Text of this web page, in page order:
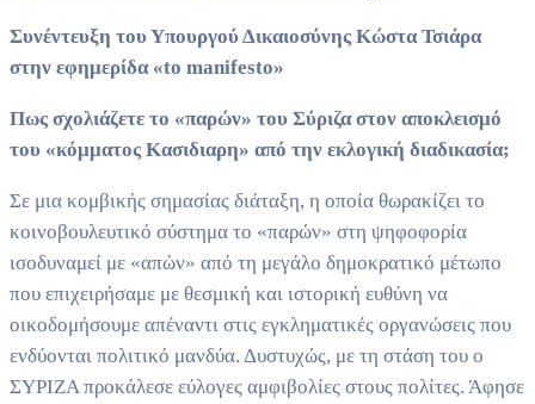
Συνέντευξη του Υπουργού Δικαιοσύνης Κώστα Τσιάρα
στην εφημερίδα «to manifesto»
Πως σχολιάζετε το «παρών» του Σύριζα στον αποκλεισμό
του «κόμματος Κασιδιαρη» από την εκλογική διαδικασία;
Σε μια κομβικής σημασίας διάταξη, η οποία θωρακίζει το
κοινοβουλευτικό σύστημα το «παρών» στη ψηφοφορία
ισοδυναμεί με «απών» από τη μεγάλο δημοκρατικό μέτωπο
που επιχειρήσαμε με θεσμική και ιστορική ευθύνη να
οικοδομήσουμε απέναντι στις εγκληματικές οργανώσεις που
ενδύονται πολιτικό μανδύα. Δυστυχώς, με τη στάση του ο
ΣΥΡΙΖΑ προκάλεσε εύλογες αμφιβολίες στους πολίτες. Άφησε